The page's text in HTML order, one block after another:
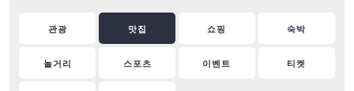
관광 맛집 쇼핑 숙박
놀거리 스포츠 이벤트 티켓